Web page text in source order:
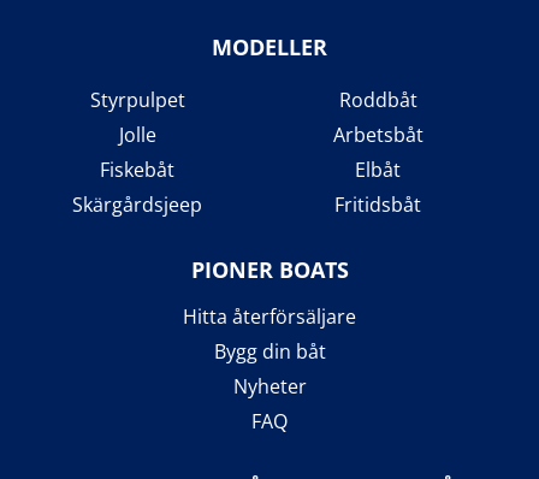
MODELLER
Styrpulpet
Jolle
Fiskebåt
Skärgårdsjeep
Roddbåt
Arbetsbåt
Elbåt
Fritidsbåt
PIONER BOATS
Hitta återförsäljare
Bygg din båt
Nyheter
FAQ